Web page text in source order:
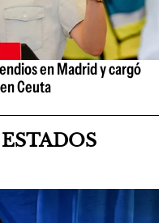
en Madrid y cargó
Ceuta